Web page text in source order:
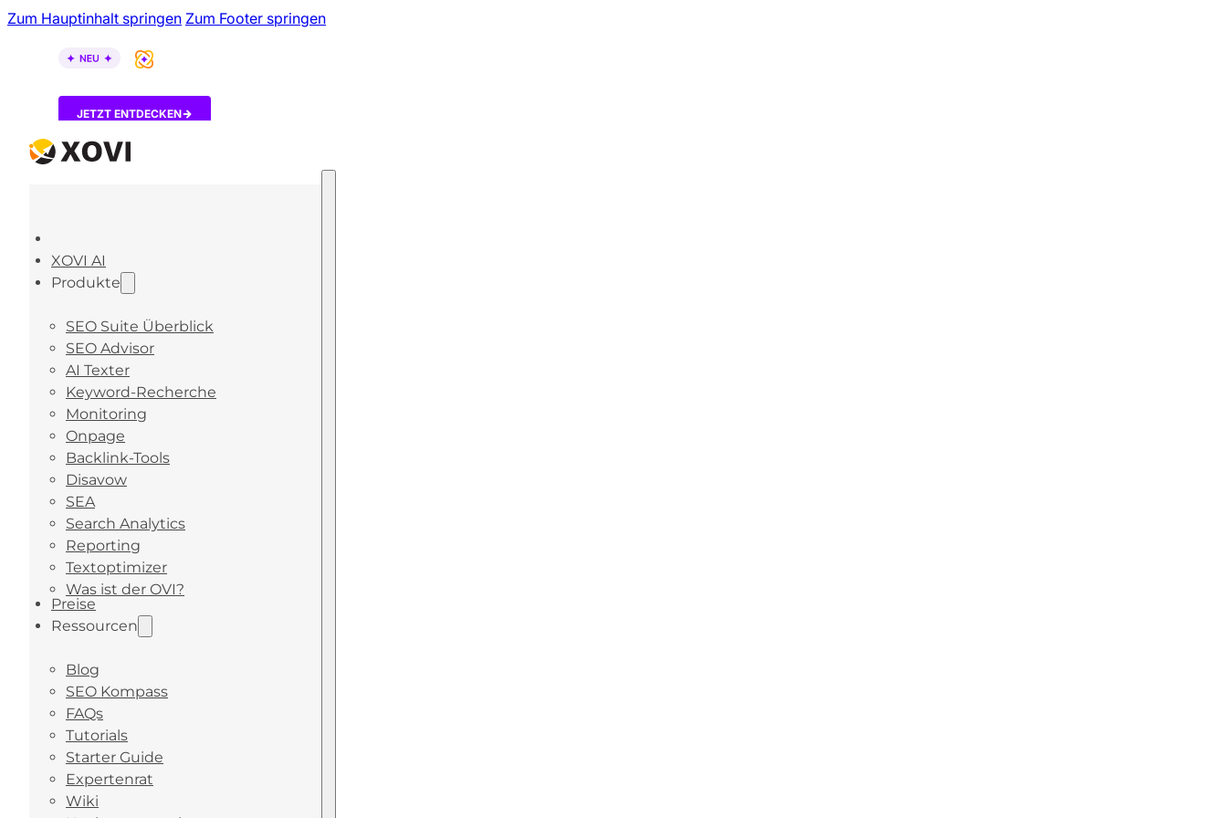
Zum Hauptinhalt springen Zum Footer springen
JETZT ENTDECKEN
XOVI AI
Produkte
SEO Suite Überblick
SEO Advisor
AI Texter
Keyword-Recherche
Monitoring
Onpage
Backlink-Tools
Disavow
SEA
Search Analytics
Reporting
Textoptimizer
Was ist der OVI?
Preise
Ressourcen
Blog
SEO Kompass
FAQs
Tutorials
Starter Guide
Expertenrat
Wiki